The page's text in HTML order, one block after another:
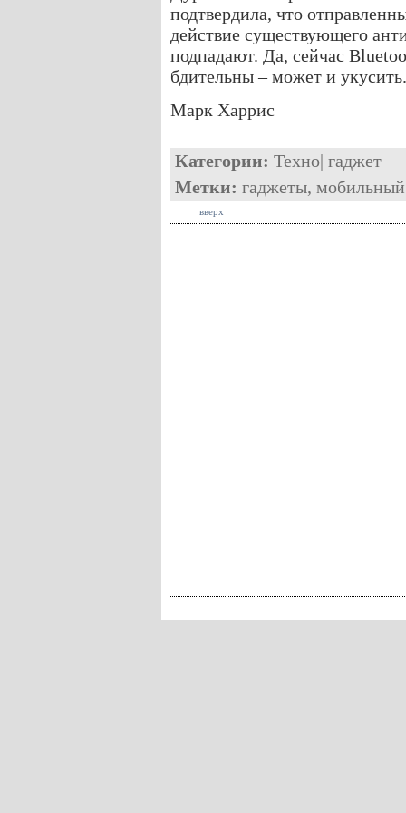
подтвердила, что
действие существующего
подпадают. Да, сейчас
бдительны – может и укусить.
Марк Харрис
Категории: Техно| гаджет
Метки: гаджеты,
вверх